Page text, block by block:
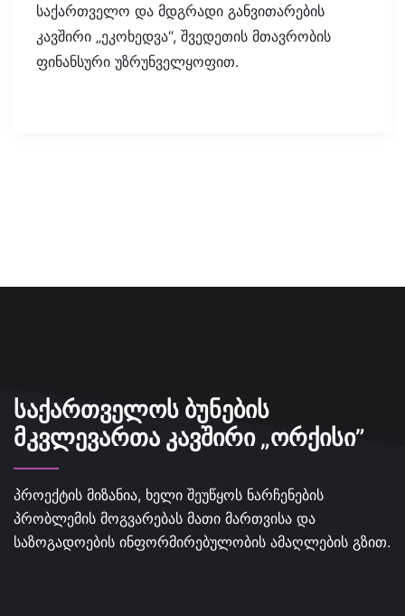
საქართველო და მდგრადი განვითარების
კავშირი „ეკოხედვა“, შვედეთის მთავრობის
ფინანსური უზრუნველყოფით.
ᲡᲐᲥᲐᲠᲗᲕᲔᲚᲝᲡ ᲑᲣᲜᲔᲑᲘᲡ
ᲛᲙᲕᲚᲔᲕᲐᲠᲗᲐ ᲙᲐᲕᲨᲘᲠᲘ „ᲝᲠᲥᲘᲡᲘ”
პროექტის მიზანია, ხელი შეუწყოს ნარჩენების
პრობლემის მოგვარებას მათი მართვისა და
საზოგადოების ინფორმირებულობის ამაღლების გზით.